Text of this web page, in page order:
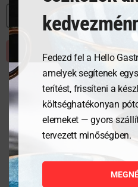
KOSÁRBA
Fedezd fel a Hello
amelyek segítenek
terítést, frissíteni a
költséghatékonyan
elemeket — gyors
tervezett minőségben.